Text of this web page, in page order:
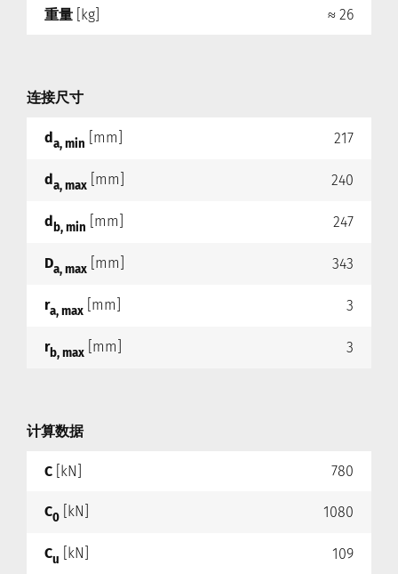
重量 [kg] ≈ 26
连接尺寸
da, min [mm] 217
da, max [mm] 240
d b, min [mm] 247
Da, max [mm] 343
ra, max [mm] 3
rb, max [mm] 3
计算数据
C [kN] 780
C0 [kN] 1080
Cu [kN] 109